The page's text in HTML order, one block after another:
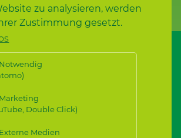
zu analysieren, werden
Zustimmung gesetzt.
Notwendig
Marketing
Double Click)
Externe Medien
, Nürtingen
Datenschutz｜Datenschutz für